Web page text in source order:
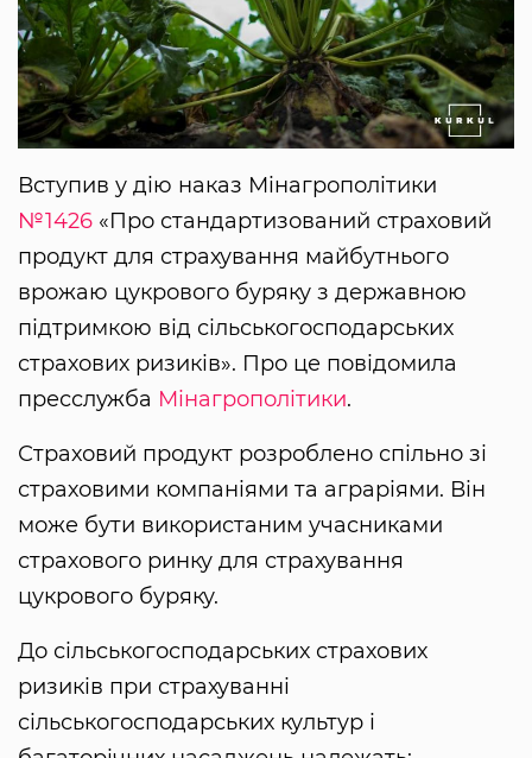
Вступив у дію наказ Мінагрополітики
№1426 «Про стандартизований страховий
продукт для страхування майбутнього
врожаю цукрового буряку з державною
підтримкою від сільськогосподарських
страхових ризиків». Про це повідомила
пресслужба Мінагрополітики.
Страховий продукт розроблено спільно зі
страховими компаніями та аграріями. Він
може бути використаним учасниками
страхового ринку для страхування
цукрового буряку.
До сільськогосподарських страхових
ризиків при страхуванні
сільськогосподарських культур і